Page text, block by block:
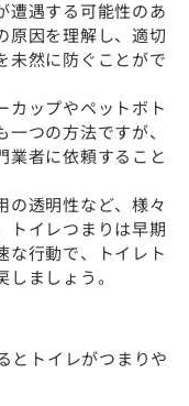
遭遇する可能性のあ
原因を理解し、適切
未然に防ぐことがで
カップやペットボト
つの方法ですが、
業者に依頼すること
の透明性など、様々
トイレつまりは早期
な行動で、トイレト
ましょう。
とトイレがつまりや